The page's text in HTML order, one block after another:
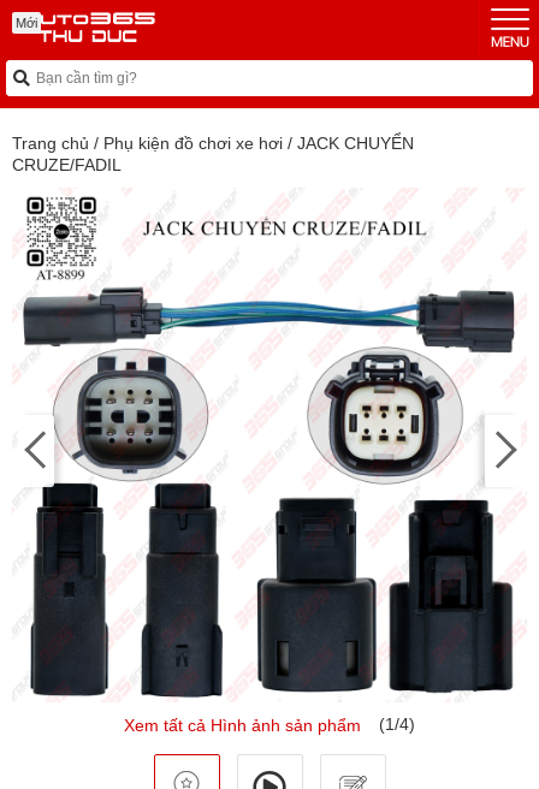
Trang chủ / Phụ kiện đồ chơi xe hơi / JACK CHUYỂN
CRUZE/FADIL
Xem tất cả Hình ảnh sản phẩm (1/4)
Mới